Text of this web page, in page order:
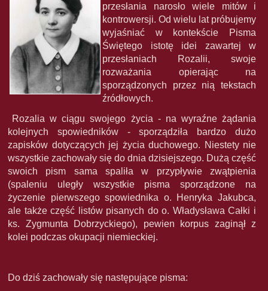
przesłania narosło wiele mitów i
kontrowersji. Od wielu lat próbujemy
wyjaśniać w kontekście Pisma
Świętego istotę idei zawartej w
przesłaniach Rozalii, swoje
rozważania opierając na
sporządzonych przez nią tekstach
źródłowych.
Rozalia w ciągu swojego życia - na wyraźne żądania
kolejnych spowiedników - sporządziła bardzo dużo
zapisków dotyczących jej życia duchowego. Niestety nie
wszystkie zachowały się do dnia dzisiejszego. Dużą część
swoich pism sama spaliła w przypływie zwątpienia
(spaleniu uległy wszystkie pisma sporządzone na
życzenie pierwszego spowiednika o. Henryka Jakubca,
ale także część listów pisanych do o. Władysława Całki i
ks. Zygmunta Dobrzyckiego), pewien korpus zaginął z
kolei podczas okupacji niemieckiej.
Do dziś zachowały się następujące pisma: